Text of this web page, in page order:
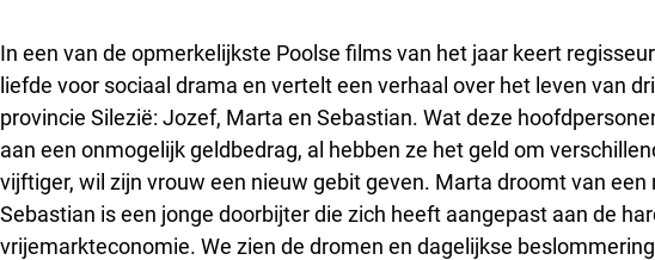
In een van de opmerkelijkste Poolse films van het jaar keert
liefde voor sociaal drama en vertelt een verhaal over het leven van
provincie Silezië: Jozef, Marta en Sebastian. Wat deze
aan een onmogelijk geldbedrag, al hebben ze het geld om
vijftiger, wil zijn vrouw een nieuw gebit geven. Marta droomt van
Sebastian is een jonge doorbijter die zich heeft aangepast aan de
vrijemarkteconomie. We zien de dromen en dagelijkse